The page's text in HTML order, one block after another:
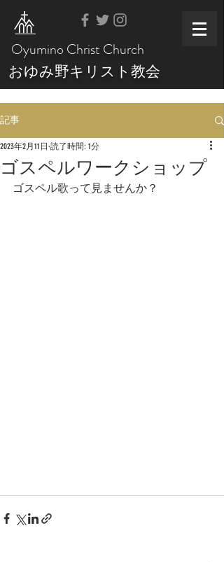
Oyumino Christ Church
おゆみ野キリスト教会
記事
ゴスペルワークショップ
2023年2月11日 読了時間: 1分
ゴスペル歌って見ませんか？